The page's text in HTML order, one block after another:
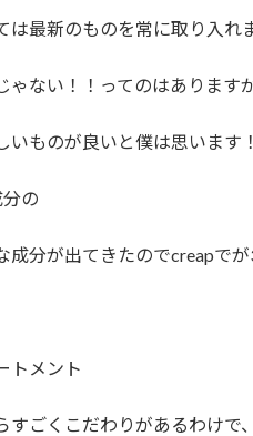
は最新のものを常に取り入れ
ない！！ってのはあります
いものが良いと僕は思います！
の
分が出てきたのでcreapでが
トメント
すごくこだわりがあるわけ